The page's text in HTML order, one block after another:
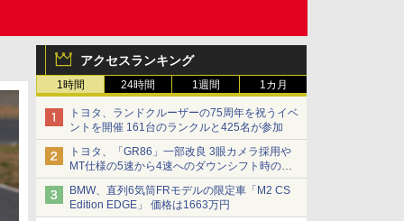
アクセスランキング
1時間 24時間 1週間 1カ月
トヨタ、ランドクルーザーの75周年を祝うイベ
ントを開催 161台のランクルと425名が参加
トヨタ、「GR86」一部改良 3眼カメラ採用や
MT仕様の5速から4速へのダウンシフト時の操
作性向上など
BMW、直列6気筒FRモデルの限定車「M2 CS
Edition EDGE」 価格は1663万円